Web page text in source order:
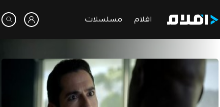
افلام مسلسلات